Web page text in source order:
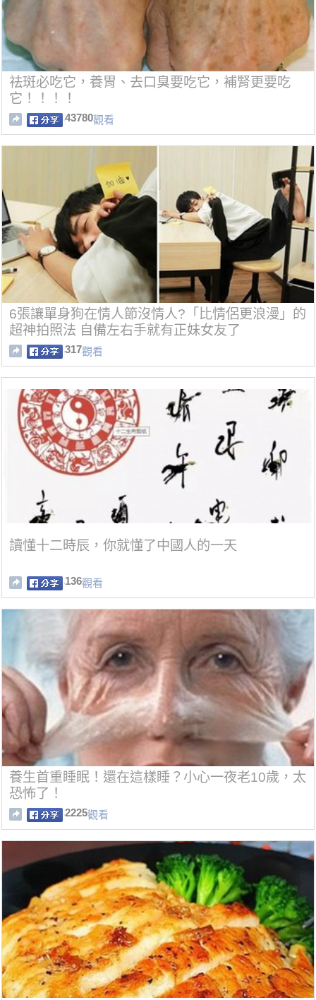
祛斑必吃它，養胃、去口臭要吃它，補腎更要吃
它！！！！
43780觀看
6張讓單身狗在情人節沒情人?「比情侶更浪漫」的
超神拍照法 自備左右手就有正妹女友了
317觀看
讀懂十二時辰，你就懂了中國人的一天
136觀看
養生首重睡眠！還在這樣睡？小心一夜老10歲，太
恐怖了！
2225觀看